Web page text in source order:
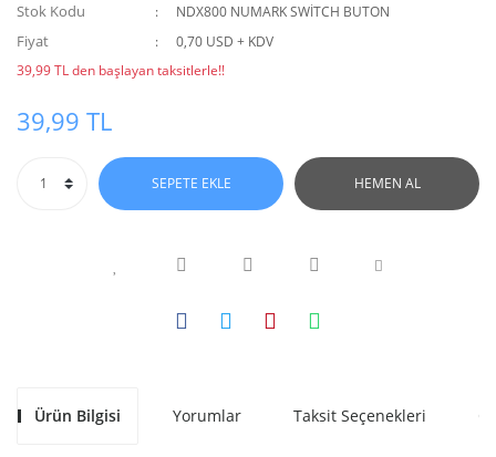
Stok Kodu NDX800 NUMARK SWİTCH BUTON
Fiyat
0,70 USD + KDV
39,99 TL den başlayan taksitlerle!!
39,99 TL
SEPETE EKLE HEMEN AL
Ürün Bilgisi Yorumlar Taksit Seçenekleri